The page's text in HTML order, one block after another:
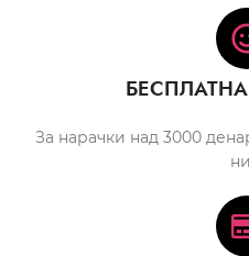
За нарачки над 3000